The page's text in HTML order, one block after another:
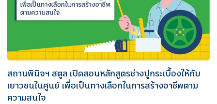
สถานพินิจฯ สตูล เปิดสอนหลักสูตรช่างปูกระเบื้องให้กับ
เยาวชนในศูนย์ เพื่อเป็นทางเลือกในการสร้างอาชีพตาม
ความสนใจ